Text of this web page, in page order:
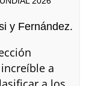
y Fernández.
a